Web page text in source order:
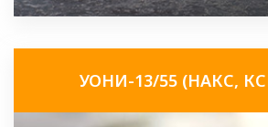
УОНИ-13/55 (НАКС,